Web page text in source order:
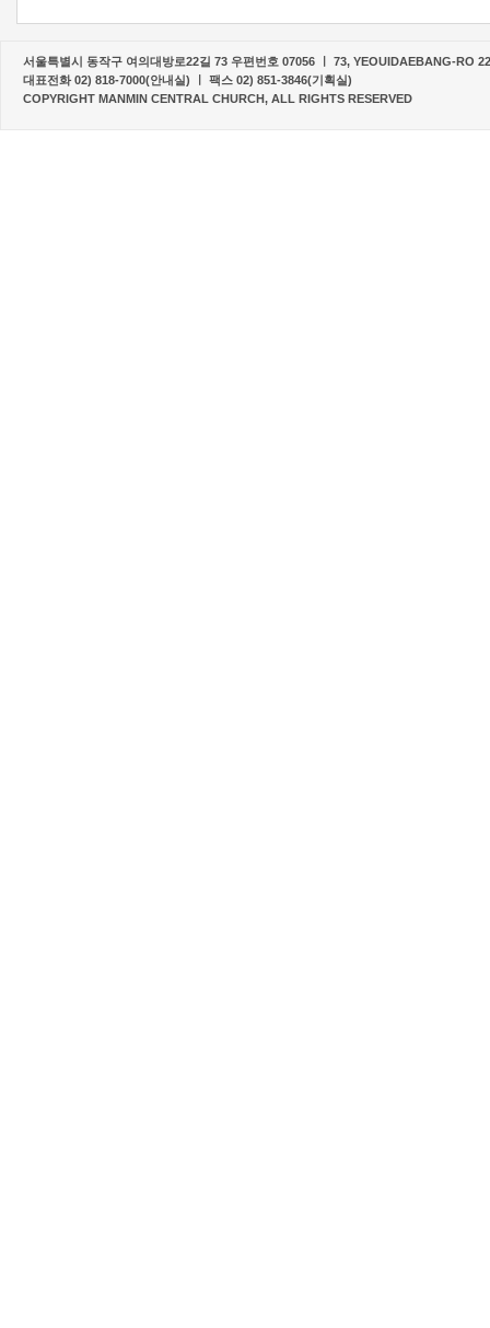
서울특별시 동작구 여의대방로22길 73 우편번호 07056 ㅣ 73, YEOUIDAEBANG-RO
대표전화 02) 818-7000(안내실) ㅣ 팩스 02) 851-3846(기획실)
COPYRIGHT MANMIN CENTRAL CHURCH, ALL RIGHTS RESERVED